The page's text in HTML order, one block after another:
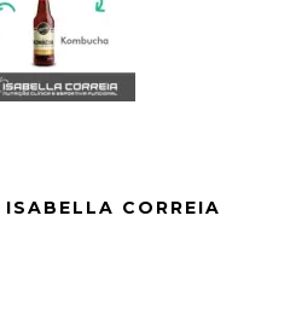
ISABELLA CORREIA